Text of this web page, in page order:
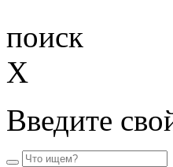
поиск
X
Введите